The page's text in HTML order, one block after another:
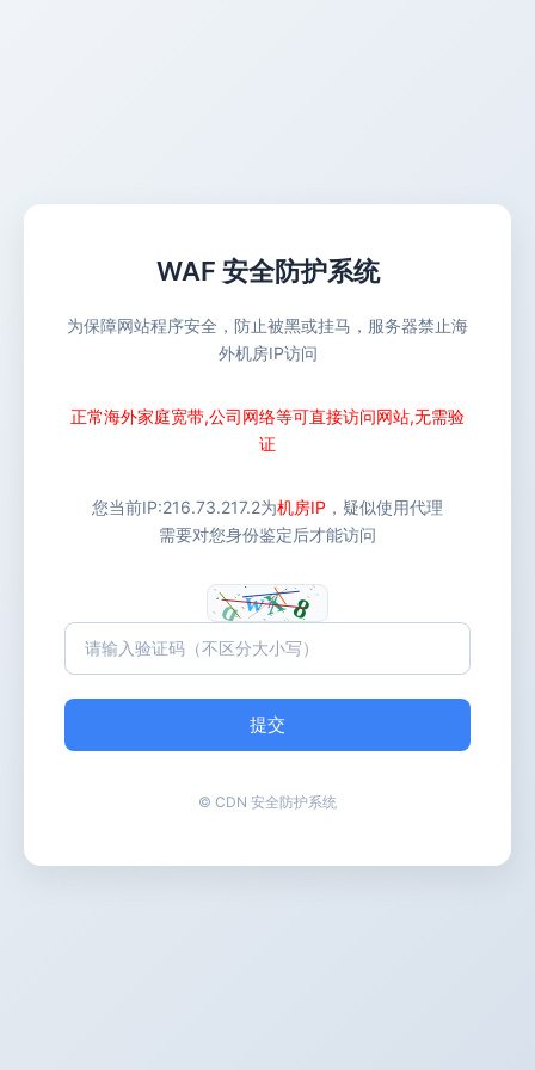
WAF 安全防护系统
为保障网站程序安全，防止被黑或挂马，服务器禁止海
外机房IP访问
正常海外家庭宽带,公司网络等可直接访问网站,无需验
证
您当前IP:216.73.217.2为机房IP ，疑似使用代理
需要对您身份鉴定后才能访问
提交
© CDN 安全防护系统